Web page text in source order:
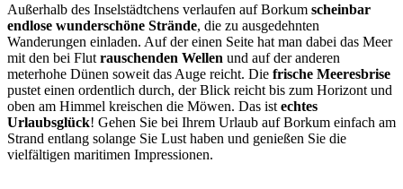
Außerhalb des Inselstädtchens verlaufen auf Borkum scheinbar
endlose wunderschöne Strände, die zu ausgedehnten
Wanderungen einladen. Auf der einen Seite hat man dabei das Meer
mit den bei Flut rauschenden Wellen und auf der anderen
meterhohe Dünen soweit das Auge reicht. Die frische Meeresbrise
pustet einen ordentlich durch, der Blick reicht bis zum Horizont und
oben am Himmel kreischen die Möwen. Das ist echtes
Urlaubsglück! Gehen Sie bei Ihrem Urlaub auf Borkum einfach am
Strand entlang solange Sie Lust haben und genießen Sie die
vielfältigen maritimen Impressionen.